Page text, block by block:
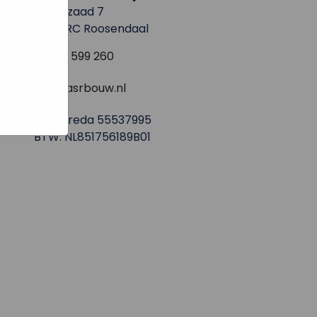
Rechtzaad 7
4703 RC Roosendaal
0165 - 599 260
info@asrbouw.nl
KVK. Breda 55537995
BTW. NL851756189B01
Er
van